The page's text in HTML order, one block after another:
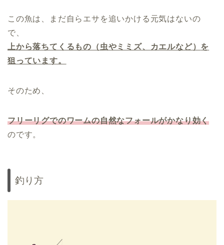
この魚は、まだ自らエサを追いかける元気はないの
で、
上から落ちてくるもの （虫やミミズ、カエルなど） を
狙っています。
そのため、
フリーリグでのワームの自然なフォールがかなり効く
のです。
釣り方